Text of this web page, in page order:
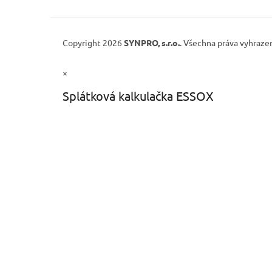
Copyright 2026 SYNPRO, s.r.o.. Všechna práva
×
Splátková kalkulačka ESSOX